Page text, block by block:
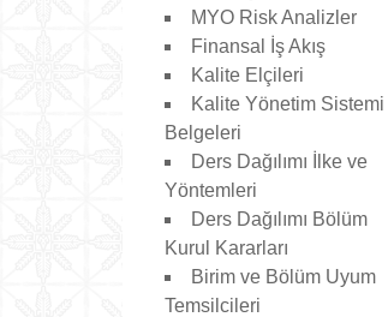
MYO Risk Analizler
Finansal İş Akış
Kalite Elçileri
Kalite Yönetim Sistemi
Belgeleri
Ders Dağılımı İlke ve
Yöntemleri
Ders Dağılımı Bölüm
Kurul Kararları
Birim ve Bölüm Uyum
Temsilcileri